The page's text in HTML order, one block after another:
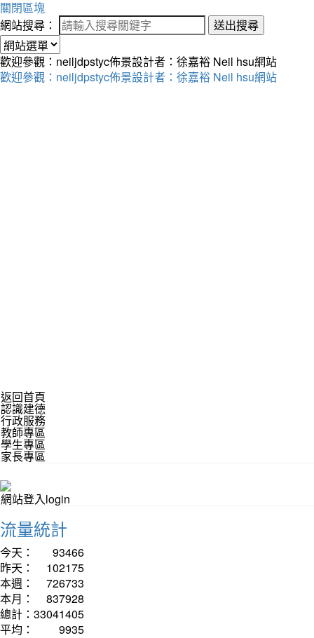
關閉區塊
網站搜尋：
送出搜尋
歡迎參觀：neiljdpstyc佈景設計者：徐嘉裕 Neil hsu網站
歡迎參觀：neiljdpstyc佈景設計者：徐嘉裕 Neil hsu網站
返回首頁
認識建德
行政服務
教師專區
學生專區
家長專區
網站登入login
流量統計
今天：
93466
昨天：
102175
本週：
726733
本月：
837928
總計： 33041405
平均：
9935